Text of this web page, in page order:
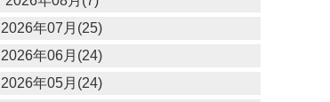
2026年07月(25)
2026年06月(24)
2026年05月(24)